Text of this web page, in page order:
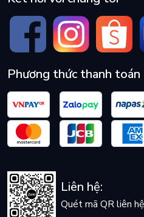
Phương thức thanh toán
Liên hệ:
Quét mã QR liên